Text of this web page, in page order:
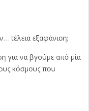
τέλεια εξαφάνιση;
για να βγούμε από μία
κόσμους που